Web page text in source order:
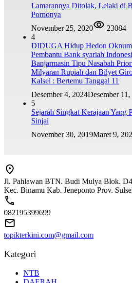
Lamarannya Ditolak, Lelaki di
Pornonya
November 25, 2020
23084
4
DIDUGA Hidup Hedon Oknum
Pembantu Bank syariah
Banjarmasin Tipu Nasabah
Milyaran Rupiah dan Bilyet
Kalsel : Bertemu Tanggal 11
Desember 4, 2024Desember
5
Sejarah Singkat Kerajaan Yang
Sinjai
November 30, 2019Maret 9,
Jl. Pahlawan BTN. Budi Mulya Blok.
Kec. Binamu Kab. Jeneponto Prov.
082195399699
topikterkini.com@gmail.com
Kategori
NTB